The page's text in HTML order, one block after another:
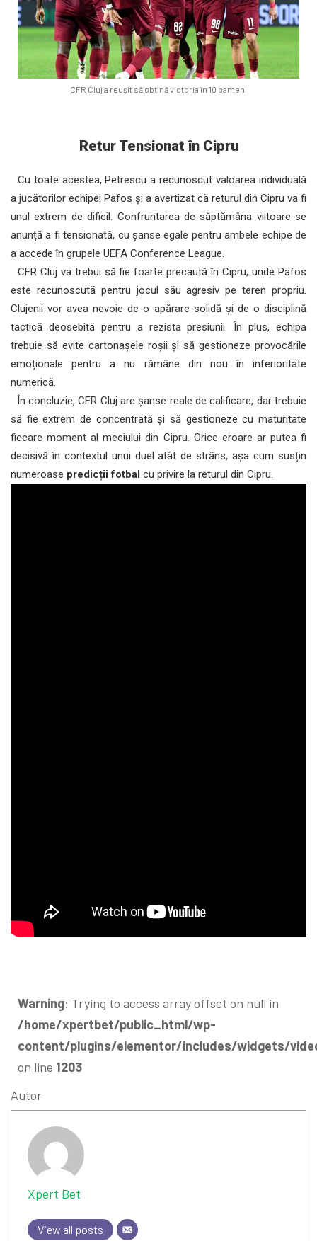
CFR Cluj a reușit să obțină victoria în 10 oameni
Retur Tensionat în Cipru
Cu toate acestea, Petrescu a recunoscut valoarea individuală
a jucătorilor echipei Pafos și a avertizat că returul din Cipru va fi
unul extrem de dificil. Confruntarea de săptămâna viitoare se
anunță a fi tensionată, cu șanse egale pentru ambele echipe de
a accede în grupele UEFA Conference League.
CFR Cluj va trebui să fie foarte precaută în Cipru, unde Pafos
este recunoscută pentru jocul său agresiv pe teren propriu.
Clujenii vor avea nevoie de o apărare solidă și de o disciplină
tactică deosebită pentru a rezista presiunii. În plus, echipa
trebuie să evite cartonașele roșii și să gestioneze provocările
emoționale pentru a nu rămâne din nou în inferioritate
numerică.
În concluzie, CFR Cluj are șanse reale de calificare, dar trebuie
să fie extrem de concentrată și să gestioneze cu maturitate
fiecare moment al meciului din Cipru. Orice eroare ar putea fi
decisivă în contextul unui duel atât de strâns, așa cum susțin
numeroase predicții fotbal cu privire la returul din Cipru.
Warning: Trying to access array offset on null in
/home/xpertbet/public_html/wp-
content/plugins/elementor/includes/widgets/
on line 1203
Autor
Xpert Bet
View all posts